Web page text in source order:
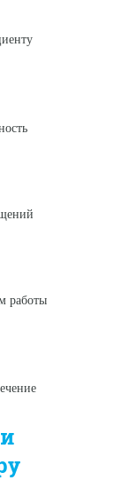
работы